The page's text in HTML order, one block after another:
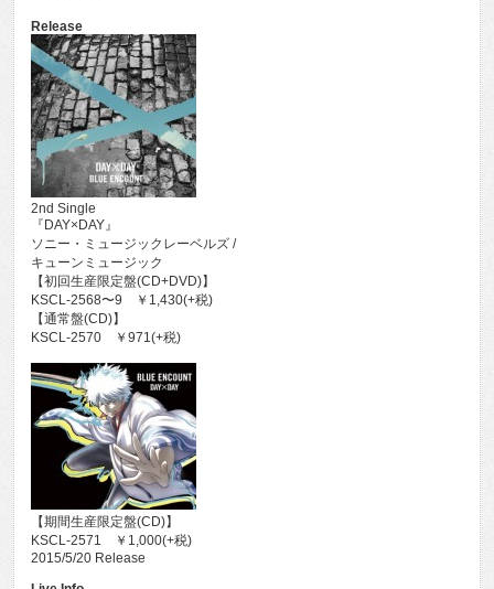
Release
2nd Single
『DAY×DAY』
ソニー・ミュージックレーベルズ /
キューンミュージック
【初回生産限定盤(CD+DVD)】
KSCL-2568〜9 ￥1,430(+税)
【通常盤(CD)】
KSCL-2570 ￥971(+税)
【期間生産限定盤(CD)】
KSCL-2571 ￥1,000(+税)
2015/5/20 Release